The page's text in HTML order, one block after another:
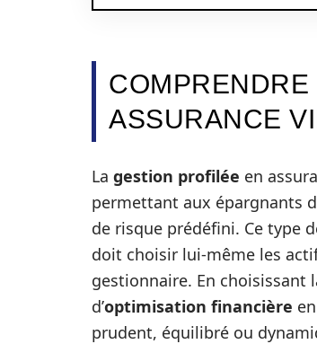
ASSURANCE
La gestion profilée en
permettant aux épargnants
de risque prédéfini. Ce type
doit choisir lui-même les
gestionnaire. En choisissant
d’optimisation financière
prudent, équilibré ou